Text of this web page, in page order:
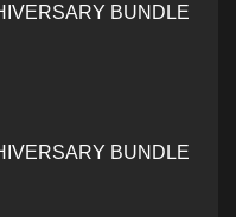
BUNDLE
BUNDLE